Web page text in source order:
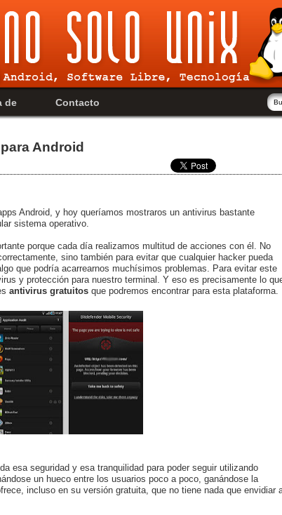
de Contacto
Android
Android, y hoy queríamos mostraros un antivirus bastante
sistema operativo.
porque cada día realizamos multitud de acciones con él. No
sino también para evitar que cualquier hacker pueda
que podría acarrearnos muchísimos problemas. Para evitar este
y protección para nuestro terminal. Y eso es precisamente lo
antivirus gratuitos que podremos encontrar para esta plataforma.
esa seguridad y esa tranquilidad para poder seguir utilizando
un hueco entre los usuarios poco a poco, ganándose la
incluso en su versión gratuita, que no tiene nada que envidiar